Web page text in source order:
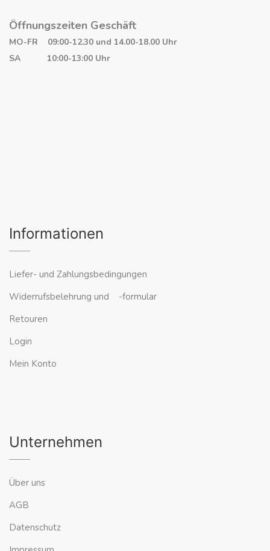
Öffnungszeiten Geschäft
MO-FR 09:00-12.30 und 14.00-18.00 Uhr
SA 10:00-13:00 Uhr
Informationen
Liefer- und Zahlungsbedingungen
Widerrufsbelehrung und -formular
Retouren
Login
Mein Konto
Unternehmen
Über uns
AGB
Datenschutz